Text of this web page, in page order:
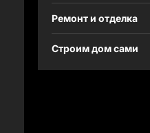
Ремонт и отделка
Строим дом сами